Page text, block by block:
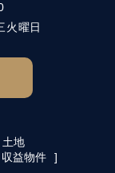
火曜日
土地
収益物件